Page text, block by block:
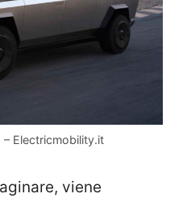
– Electricmobility.it
viene